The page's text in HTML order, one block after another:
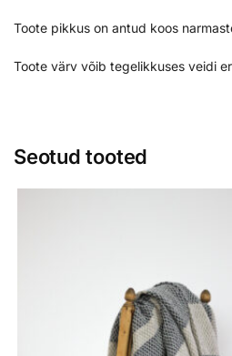
Toote pikkus on antud koos
Toote värv võib tegelikkuses veidi
Seotud tooted